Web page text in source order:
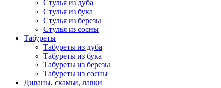
Стулья из дуба
Стулья из бука
Стулья из березы
Стулья из сосны
Табуреты
Табуреты из дуба
Табуреты из бука
Табуреты из березы
Табуреты из сосны
Диваны, скамьи, лавки